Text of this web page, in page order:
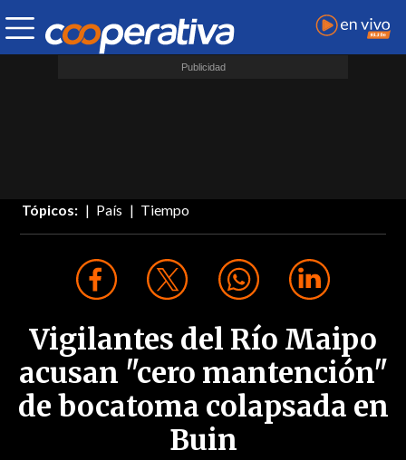
Tópicos: País Tiempo
Vigilantes del Río Maipo
acusan "cero mantención"
de bocatoma colapsada en
Buin